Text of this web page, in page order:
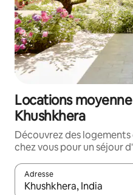
Locations
Khushkhera
Découvrez des
chez vous pour un séjour
Adresse
Lorsque les résultats